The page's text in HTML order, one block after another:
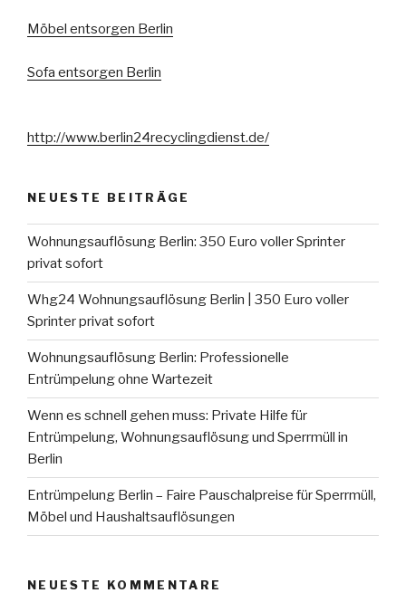
Möbel entsorgen Berlin
Sofa entsorgen Berlin
http://www.berlin24recyclingdienst.de/
NEUESTE BEITRÄGE
Wohnungsauflösung Berlin: 350 Euro voller Sprinter
privat sofort
Whg24 Wohnungsauflösung Berlin | 350 Euro voller
Sprinter privat sofort
Wohnungsauflösung Berlin: Professionelle
Entrümpelung ohne Wartezeit
Wenn es schnell gehen muss: Private Hilfe für
Entrümpelung, Wohnungsauflösung und Sperrmüll in
Berlin
Entrümpelung Berlin – Faire Pauschalpreise für Sperrmüll,
Möbel und Haushaltsauflösungen
NEUESTE KOMMENTARE